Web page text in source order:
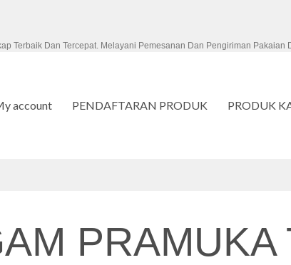
Terbaik Dan Tercepat. Melayani Pemesanan Dan Pengiriman Pakaian
account PENDAFTARAN PRODUK PRODUK
PRAMUKA